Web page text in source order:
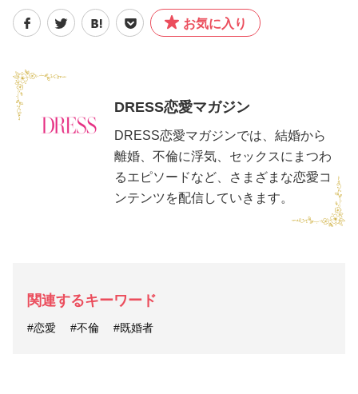
お気に入り
DRESS恋愛マガジン
DRESS恋愛マガジンでは、結婚から
離婚、不倫に浮気、セックスにまつわ
るエピソードなど、さまざまな恋愛コ
ンテンツを配信していきます。
関連するキーワード
#恋愛 #不倫 #既婚者